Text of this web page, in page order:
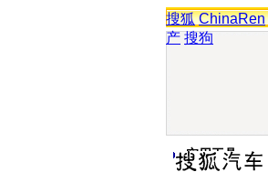
搜狐 ChinaRen
产 搜狗
实用工具